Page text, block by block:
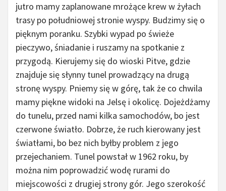
jutro mamy zaplanowane mrożące krew w żyłach
trasy po południowej stronie wyspy. Budzimy się o
pięknym poranku. Szybki wypad po świeże
pieczywo, śniadanie i ruszamy na spotkanie z
przygodą. Kierujemy się do wioski Pitve, gdzie
znajduje się słynny tunel prowadzący na drugą
stronę wyspy. Pniemy się w górę, tak że co chwila
mamy piękne widoki na Jelsę i okolicę. Dojeżdżamy
do tunelu, przed nami kilka samochodów, bo jest
czerwone światło. Dobrze, że ruch kierowany jest
światłami, bo bez nich byłby problem z jego
przejechaniem. Tunel powstał w 1962 roku, by
można nim poprowadzić wodę rurami do
miejscowości z drugiej strony gór. Jego szerokość